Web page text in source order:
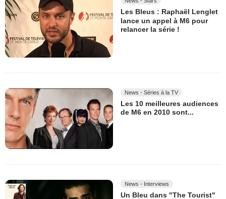
Les Bleus : Raphaël Lenglet
lance un appel à M6 pour
relancer la série !
News - Séries à la TV
Les 10 meilleures audiences
de M6 en 2010 sont...
News - Interviews
Un Bleu dans "The Tourist"